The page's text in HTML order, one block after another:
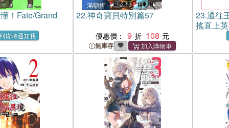
！Fate/Grand
貨時通知我
滿額折
22.神奇寶貝特別篇57
優惠價： 9 108
無庫存
23.通往
搖直上